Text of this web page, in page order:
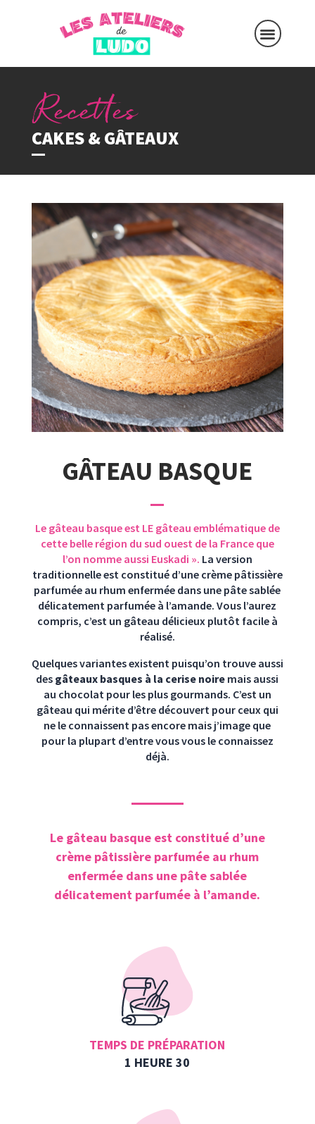
CAKES & GÂTEAUX
GÂTEAU BASQUE
Le gâteau basque est LE gâteau emblématique de
cette belle région du sud ouest de la France que
l’on nomme aussi Euskadi ». La version
traditionnelle est constitué d’une crème pâtissière
parfumée au rhum enfermée dans une pâte sablée
délicatement parfumée à l’amande. Vous l’aurez
compris, c’est un gâteau délicieux plutôt facile à
réalisé.
Quelques variantes existent puisqu’on trouve aussi
des gâteaux basques à la cerise noire mais aussi
au chocolat pour les plus gourmands. C’est un
gâteau qui mérite d’être découvert pour ceux qui
ne le connaissent pas encore mais j’image que
pour la plupart d’entre vous vous le connaissez
déjà.
Le gâteau basque est constitué d’une
crème pâtissière parfumée au rhum
enfermée dans une pâte sablée
délicatement parfumée à l’amande.
TEMPS DE PRÉPARATION
1 HEURE 30